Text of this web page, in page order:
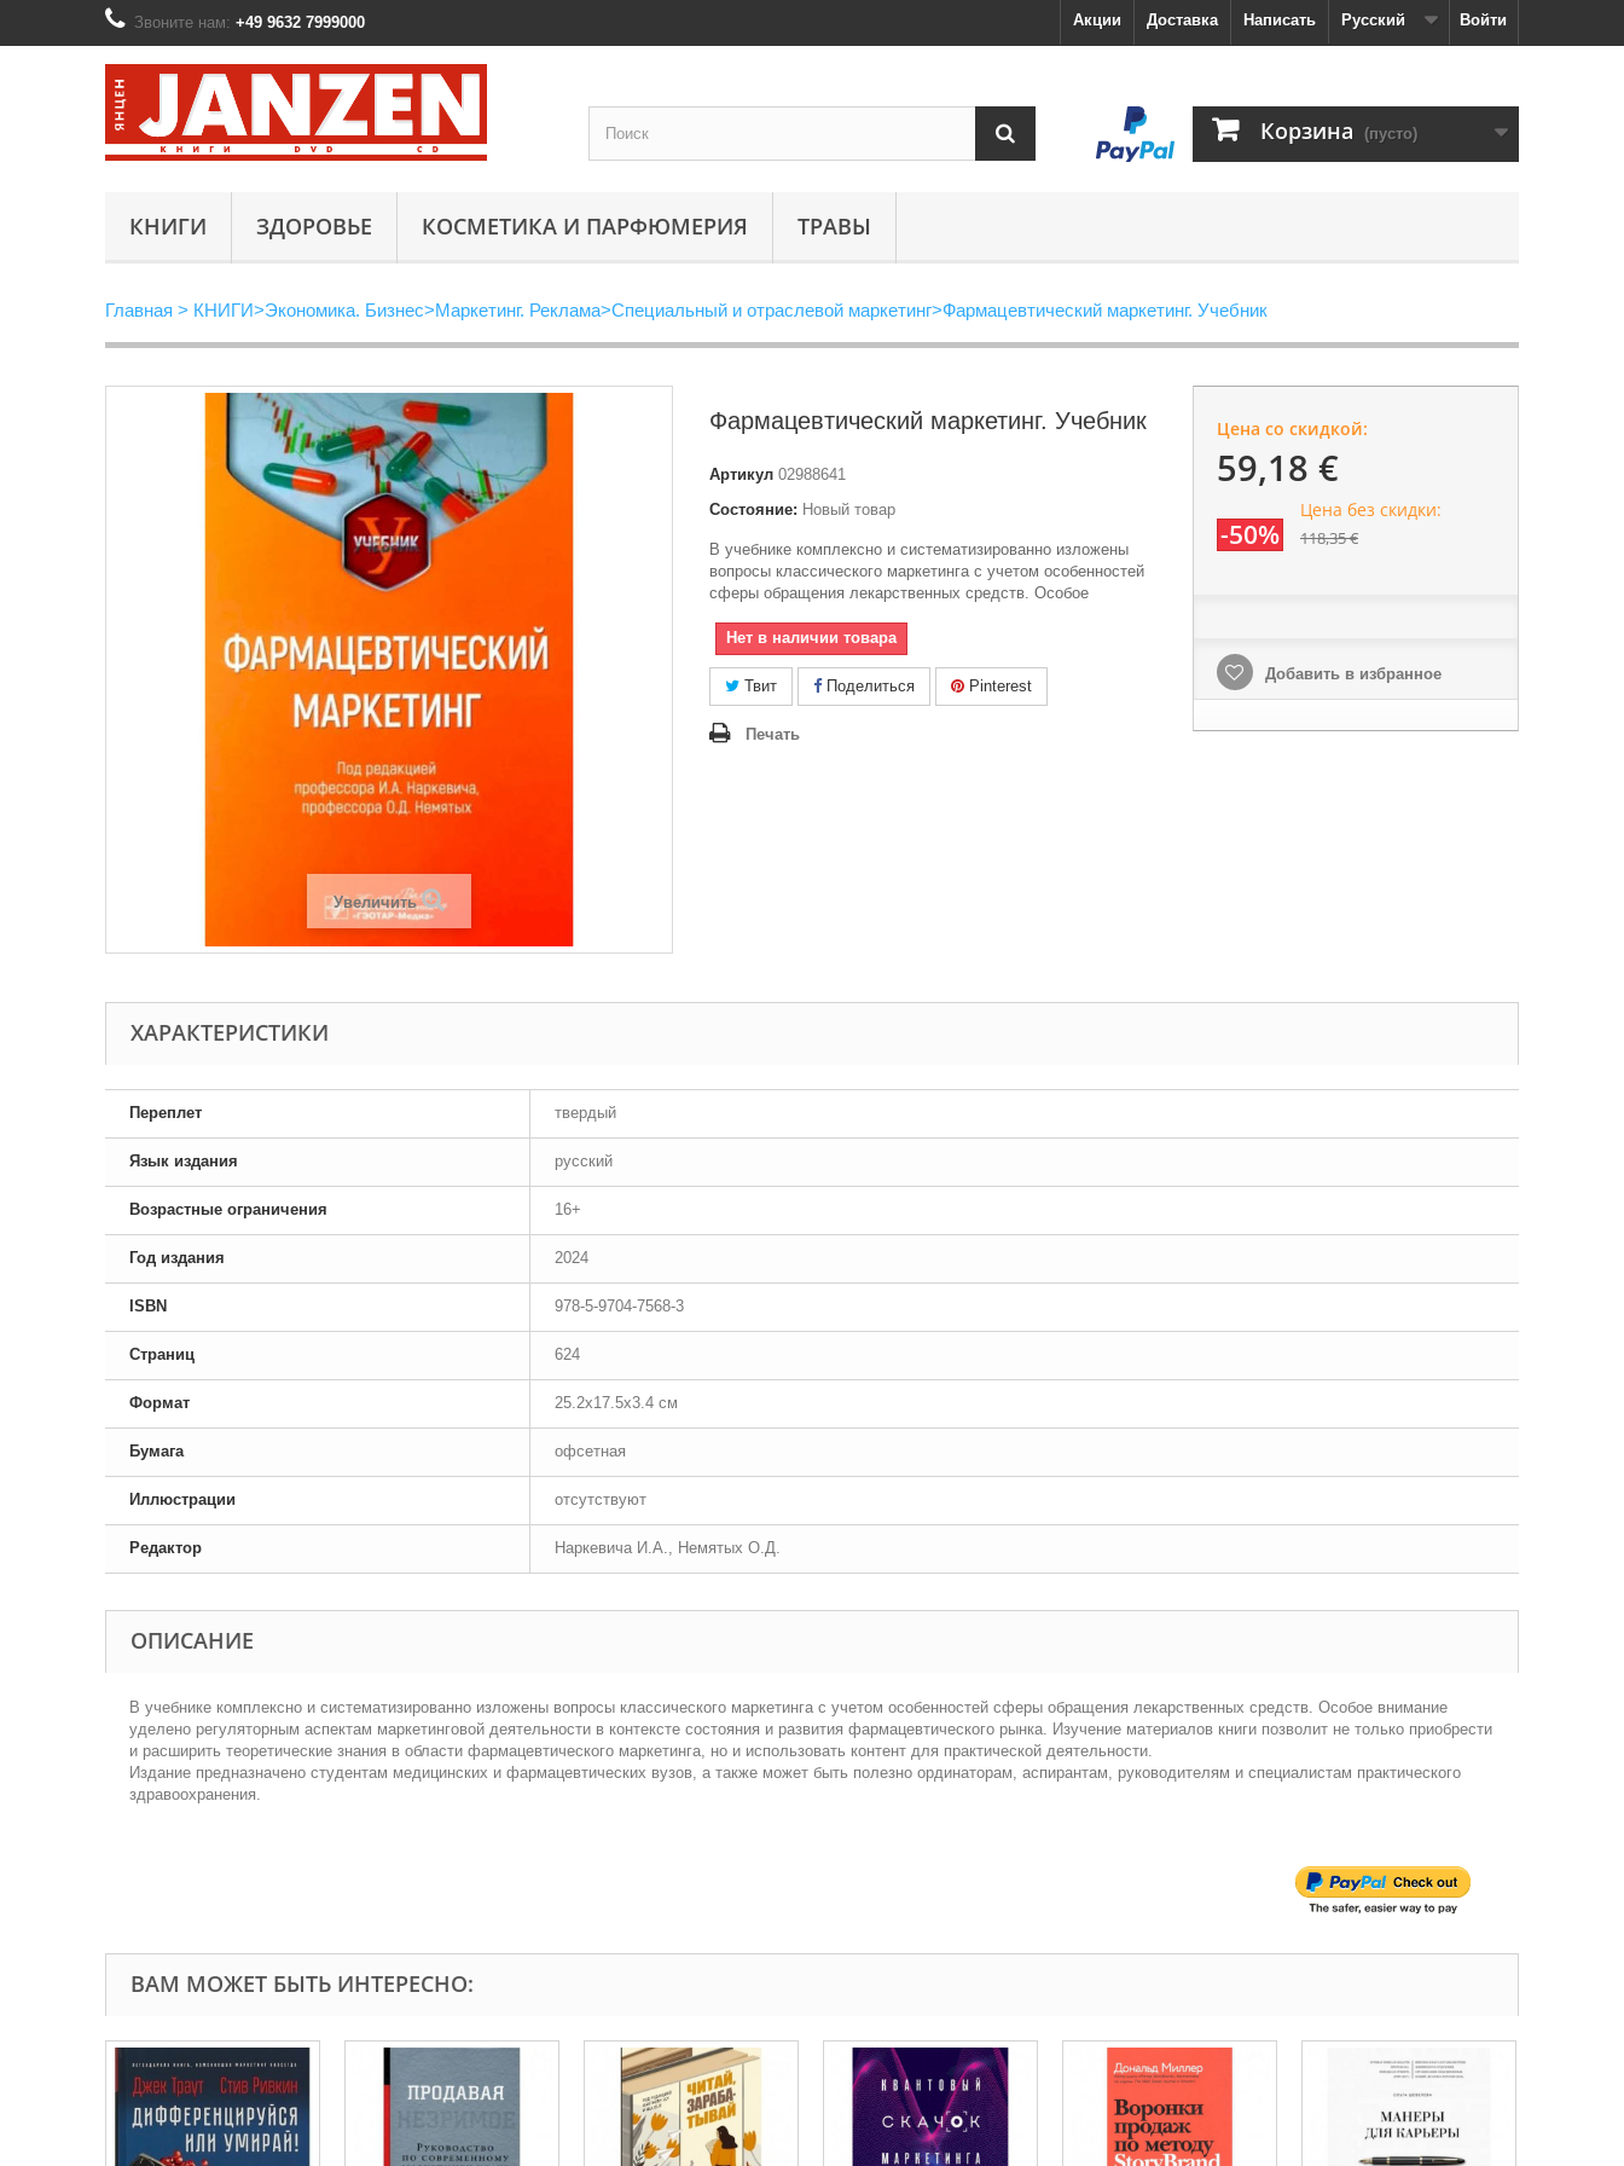
Войти
Русский
Написать
Доставка
Акции
Звоните нам: +49 9632 7999000
Корзина (пусто)
КНИГИ ЗДОРОВЬЕ КОСМЕТИКА И ПАРФЮМЕРИЯ ТРАВЫ
Главная > КНИГИ>Экономика. Бизнес>Маркетинг. Реклама>Специальный и отраслевой маркетинг>Фармацевтический маркетинг. Учебник
Увеличить
Фармацевтический маркетинг. Учебник
Артикул 02988641
Состояние: Новый товар
В учебнике комплексно и систематизированно изложены
вопросы классического маркетинга с учетом особенностей
сферы обращения лекарственных средств. Особое
Нет в наличии товара
Твит Поделиться Pinterest
Печать
Цена со скидкой:
59,18 €
-50%
Цена без скидки:
118,35 €
Добавить в избранное
ХАРАКТЕРИСТИКИ
Переплет твердый
Язык издания русский
Возрастные ограничения 16+
Год издания 2024
ISBN 978-5-9704-7568-3
Страниц 624
Формат 25.2x17.5x3.4 см
Бумага офсетная
Иллюстрации отсутствуют
Редактор Наркевича И.А., Немятых О.Д.
ОПИСАНИЕ
В учебнике комплексно и систематизированно изложены вопросы классического маркетинга с учетом особенностей сферы обращения лекарственных средств. Особое внимание
уделено регуляторным аспектам маркетинговой деятельности в контексте состояния и развития фармацевтического рынка. Изучение материалов книги позволит не только приобрести
и расширить теоретические знания в области фармацевтического маркетинга, но и использовать контент для практической деятельности.
Издание предназначено студентам медицинских и фармацевтических вузов, а также может быть полезно ординаторам, аспирантам, руководителям и специалистам практического
здравоохранения.
ВАМ МОЖЕТ БЫТЬ ИНТЕРЕСНО: